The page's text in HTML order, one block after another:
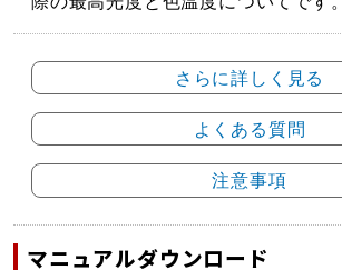
さらに詳しく見る
よくある質問
注意事項
マニュアルダウンロード